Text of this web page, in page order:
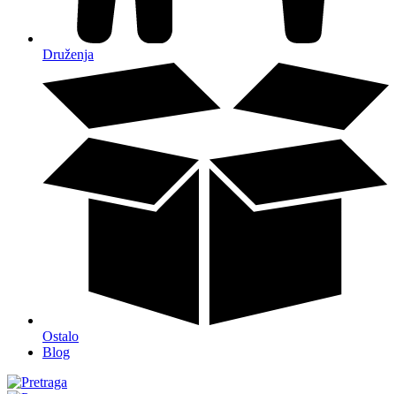
Druženja
Ostalo
Blog